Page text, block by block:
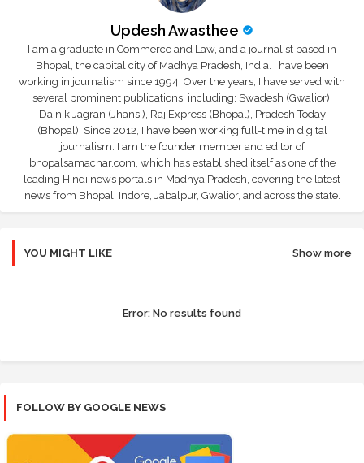
Updesh Awasthee
I am a graduate in Commerce and Law, and a journalist based in
Bhopal, the capital city of Madhya Pradesh, India. I have been
working in journalism since 1994. Over the years, I have served with
several prominent publications, including: Swadesh (Gwalior),
Dainik Jagran (Jhansi), Raj Express (Bhopal), Pradesh Today
(Bhopal); Since 2012, I have been working full-time in digital
journalism. I am the founder member and editor of
bhopalsamachar.com, which has established itself as one of the
leading Hindi news portals in Madhya Pradesh, covering the latest
news from Bhopal, Indore, Jabalpur, Gwalior, and across the state.
YOU MIGHT LIKE Show more
Error: No results found
FOLLOW BY GOOGLE NEWS